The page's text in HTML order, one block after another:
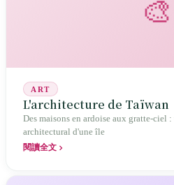
🎨
ART
L'architecture de Taïwan
Des maisons en ardoise aux gratte-ciel
architectural d'une île
閱讀全文